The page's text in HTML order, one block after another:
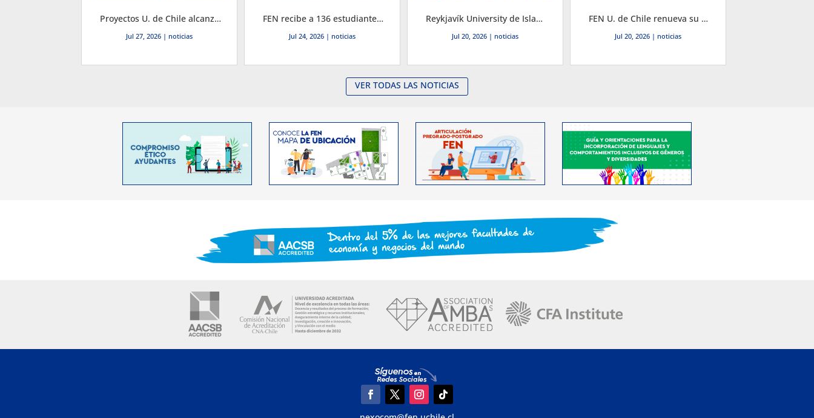
Proyectos U. de Chile alcanzan histórico doble podio mundial en conferencia IFORS y académico ingresó a su Salón de la Fama
Jul 27, 2026 | noticias
FEN recibe a 136 estudiantes de intercambio de 20 nacionalidades para segundo semestre, el mayor arribo desde 2017
Jul 24, 2026 | noticias
Reykjavík University de Islandia visita la FEN y proyecta convenio de intercambio y sustentabilidad
Jul 20, 2026| noticias
FEN U. de Chile renueva su acreditación internacional AACSB por 6 años: Un logro de excelencia institucional
Jul 20, 2026| noticias
VER TODAS LAS NOTICIAS